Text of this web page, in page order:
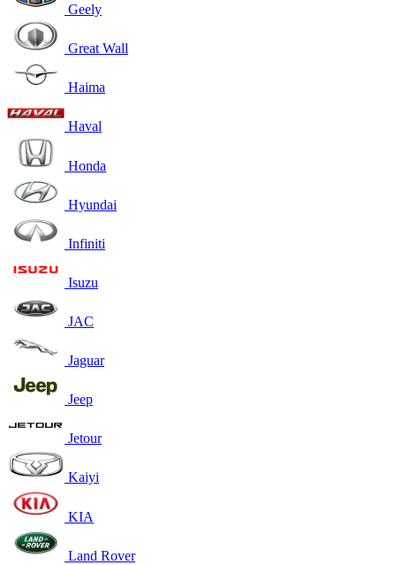
Geely
Great Wall
Haima
Haval
Honda
Hyundai
Infiniti
Isuzu
JAC
Jaguar
Jeep
Jetour
Kaiyi
KIA
Land Rover